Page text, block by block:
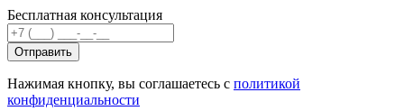
Бесплатная консультация
Отправить
Нажимая кнопку, вы соглашаетесь с политикой
конфиденциальности